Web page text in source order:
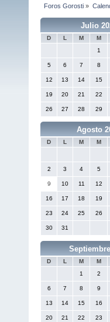
Foros Gorosti »
Julio
D L M M
1
5 6 7 8
12 13 14 15
19 20 21 22
26 27 28 29
Agosto
D L M M
2 3 4 5
9 10 11 12
16 17 18 19
23 24 25 26
30 31
D L M M
1
2
6 7 8 9
13 14 15 16
20 21 22 23